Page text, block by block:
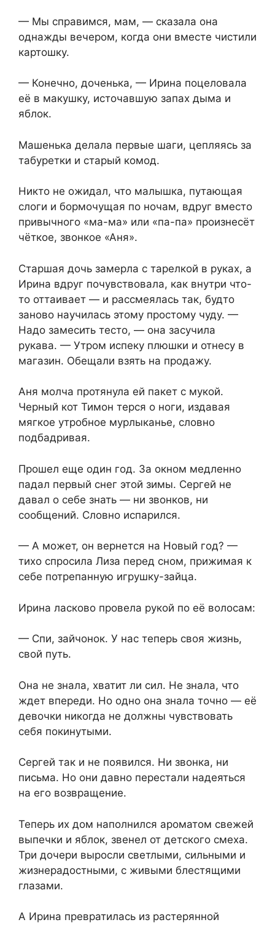
— Мы справимся, мам, — сказала она
однажды вечером, когда они вместе чистили
картошку.
— Конечно, доченька, — Ирина поцеловала
её в макушку, источавшую запах дыма и
яблок.
Машенька делала первые шаги, цепляясь за
табуретки и старый комод.
Никто не ожидал, что малышка, путающая
слоги и бормочущая по ночам, вдруг вместо
привычного «ма-ма» или «па-па» произнесёт
чёткое, звонкое «Аня».
Старшая дочь замерла с тарелкой в руках, а
Ирина вдруг почувствовала, как внутри что-
то оттаивает — и рассмеялась так, будто
заново научилась этому простому чуду. —
Надо замесить тесто, — она засучила
рукава. — Утром испеку плюшки и отнесу в
магазин. Обещали взять на продажу.
Аня молча протянула ей пакет с мукой.
Черный кот Тимон терся о ноги, издавая
мягкое утробное мурлыканье, словно
подбадривая.
Прошел еще один год. За окном медленно
падал первый снег этой зимы. Сергей не
давал о себе знать — ни звонков, ни
сообщений. Словно испарился.
— А может, он вернется на Новый год? —
тихо спросила Лиза перед сном, прижимая к
себе потрепанную игрушку-зайца.
Ирина ласково провела рукой по её волосам:
— Спи, зайчонок. У нас теперь своя жизнь,
свой путь.
Она не знала, хватит ли сил. Не знала, что
ждет впереди. Но одно она знала точно — её
девочки никогда не должны чувствовать
себя покинутыми.
Сергей так и не появился. Ни звонка, ни
письма. Но они давно перестали надеяться
на его возвращение.
Теперь их дом наполнился ароматом свежей
выпечки и яблок, звенел от детского смеха.
Три дочери выросли светлыми, сильными и
жизнерадостными, с живыми блестящими
глазами.
А Ирина превратилась из растерянной